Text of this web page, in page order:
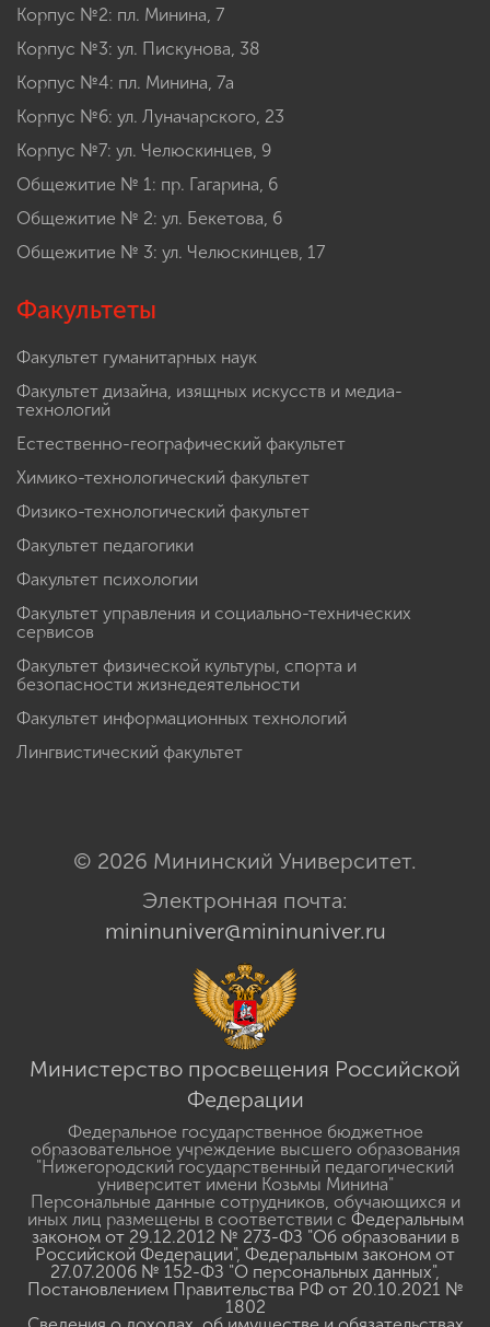
Корпус №2: пл. Минина, 7
Корпус №3: ул. Пискунова, 38
Корпус №4: пл. Минина, 7а
Корпус №6: ул. Луначарского, 23
Корпус №7: ул. Челюскинцев, 9
Общежитие № 1: пр. Гагарина, 6
Общежитие № 2: ул. Бекетова, 6
Общежитие № 3: ул. Челюскинцев, 17
Факультеты
Факультет гуманитарных наук
Факультет дизайна, изящных искусств и медиа-
технологий
Естественно-географический факультет
Химико-технологический факультет
Физико-технологический факультет
Факультет педагогики
Факультет психологии
Факультет управления и социально-технических
сервисов
Факультет физической культуры, спорта и
безопасности жизнедеятельности
Факультет информационных технологий
Лингвистический факультет
© 2026 Мининский Университет.
Электронная почта:
mininuniver@mininuniver.ru
Министерство просвещения Российской
Федерации
Федеральное государственное бюджетное
образовательное учреждение высшего образования
"Нижегородский государственный педагогический
университет имени Козьмы Минина"
Персональные данные сотрудников, обучающихся и
иных лиц размещены в соответствии с Федеральным
законом от 29.12.2012 № 273-ФЗ "Об образовании в
Российской Федерации", Федеральным законом от
27.07.2006 № 152-ФЗ "О персональных данных",
Постановлением Правительства РФ от 20.10.2021 №
1802